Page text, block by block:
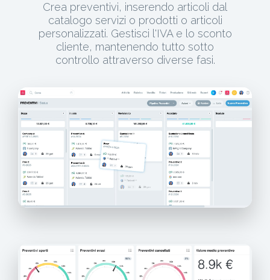
Crea preventivi, inserendo articoli dal
catalogo servizi o prodotti o articoli
personalizzati. Gestisci l'IVA e lo sconto
cliente, mantenendo tutto sotto
controllo attraverso diverse fasi.